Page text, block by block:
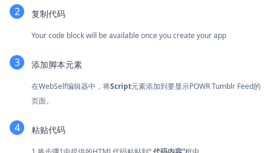
复制代码
Your code block will be available once you create your app
添加脚本元素
在WebSelf编辑器中，将Script元素添加到要显示POWR Tumblr Feed的
页面。
粘贴代码